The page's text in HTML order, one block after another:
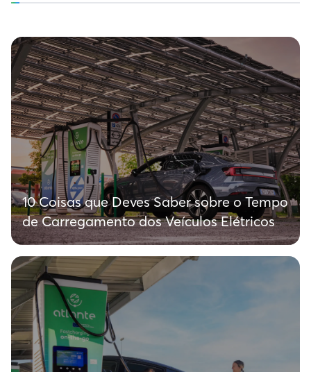
10 Coisas que Deves Saber sobre o Tempo
de Carregamento dos Veículos Elétricos